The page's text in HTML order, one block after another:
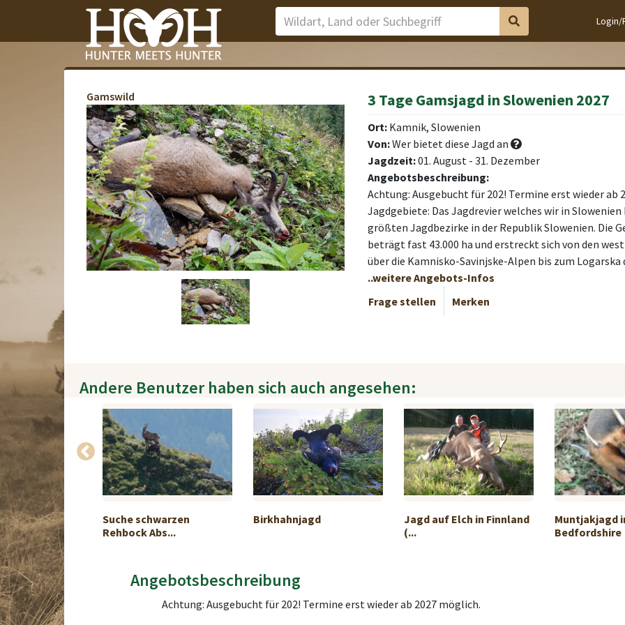
Login/
Gamswild 3 Tage Gamsjagd in Slowenien 2027
Ort: Kamnik, Slowenien
Von:Wer bietet diese Jagd an
Jagdzeit:01. August - 31. Dezember
Angebotsbeschreibung:
Achtung: Ausgebucht für 202! Termine erst wieder ab
Jagdgebiete: Das Jagdrevier welches wir in
größten Jagdbezirke in der Republik Slowenien. Die
beträgt fast 43.000 ha und erstreckt sich von den
über die Kamnisko-Savinjske-Alpen bis zum Logarska
..weitere Angebots-Infos
Frage stellen
Merken
Andere Benutzer haben sich auch angesehen:
in Spanien
Suche schwarzen
Rehbock Abs...
Birkhahnjagd
Jagd auf Elch in Finnland
(...
Muntjakjagd
Bedfordshire
Angebotsbeschreibung
Achtung: Ausgebucht für 202! Termine erst wieder ab 2027 möglich.